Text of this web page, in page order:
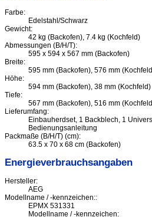
Farbe:
Edelstahl/Schwarz
Gewicht:
42 kg (Backofen), 7.4 kg (Kochfeld)
Abmessungen (B/H/T):
595 x 594 x 567 mm (Backofen)
Breite:
595 mm (Backofen), 576 mm
Höhe:
594 mm (Backofen), 38 mm (Kochfeld)
Tiefe:
567 mm (Backofen), 516 mm
Lieferumfang:
Einbauherdset, 1 Backblech, 1
Bedienungsanleitung
Packmaße (B/H/T) (cm):
63.5 x 70 x 68 cm (Backofen)
Energieverbrauchsangaben
Hersteller:
AEG
Modellname / -kennzeichen::
EPMX 531331
Modellname / -kennzeichen: